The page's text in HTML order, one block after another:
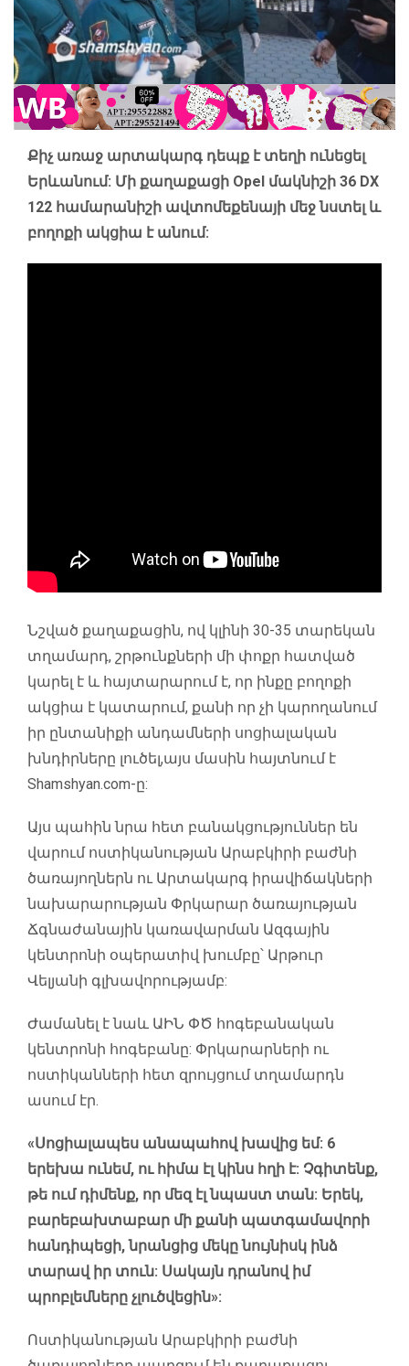
Քիչ առաջ արտակարգ դեպք է տեղի ունեցել
Երևանում: Մի քաղաքացի Opel մակնիշի 36 DX
122 համարանիշի ավտոմեքենայի մեջ նստել և
բողոքի ակցիա է անում:
Նշված քաղաքացին, ով կլինի 30-35 տարեկան
տղամարդ, շրթունքների մի փոքր հատված
կարել է և հայտարարում է, որ ինքը բողոքի
ակցիա է կատարում, քանի որ չի կարողանում
իր ընտանիքի անդամների սոցիալական
խնդիրները լուծել,այս մասին հայտնում է
Shamshyan.com-ը:
Այս պահին նրա հետ բանակցություններ են
վարում ոստիկանության Արաբկիրի բաժնի
ծառայողներն ու Արտակարգ իրավիճակների
նախարարության Փրկարար ծառայության
Ճգնաժանային կառավարման Ազգային
կենտրոնի օպերատիվ խումբը՝ Արթուր
Վելյանի գլխավորությամբ:
Ժամանել է նաև ԱԻՆ ՓԾ հոգեբանական
կենտրոնի հոգեբանը: Փրկարարների ու
ոստիկանների հետ զրույցում տղամարդն
ասում էր.
«Սոցիալապես անապահով խավից եմ: 6
երեխա ունեմ, ու հիմա էլ կինս հղի է: Չգիտենք,
թե ում դիմենք, որ մեզ էլ նպաստ տան: Երեկ,
բարեբախտաբար մի քանի պատգամավորի
հանդիպեցի, նրանցից մեկը նույնիսկ ինձ
տարավ իր տուն: Սակայն դրանով իմ
պրոբլեմները չլուծվեցին»:
Ոստիկանության Արաբկիրի բաժնի